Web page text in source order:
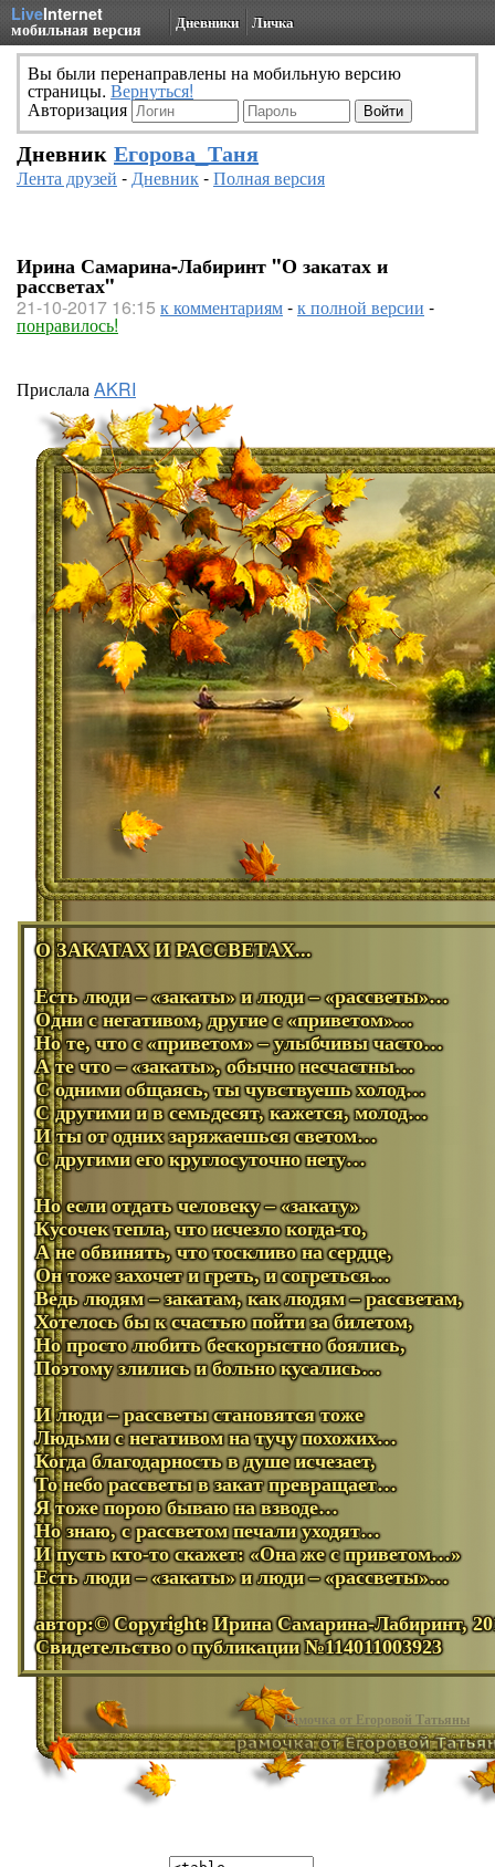
LiveInternet
мобильная версия Дневники Личка
Вы были перенаправлены на мобильную версию
страницы. Вернуться!
Авторизация
Дневник Егорова_Таня
Лента друзей -Дневник-Полная версия
Ирина Самарина-Лабиринт "О закатах и
рассветах"
21-10-2017 16:15 к комментариям-к полной версии -
понравилось!
ПрислалаAKRI
О ЗАКАТАХ И РАССВЕТАХ...
Есть люди – «закаты» и люди – «рассветы»…
Одни с негативом, другие с «приветом»…
Но те, что с «приветом» – улыбчивы часто…
А те что – «закаты», обычно несчастны…
С одними общаясь, ты чувствуешь холод…
С другими и в семьдесят, кажется, молод…
И ты от одних заряжаешься светом…
С другими его круглосуточно нету…
Но если отдать человеку – «закату»
Кусочек тепла, что исчезло когда-то,
А не обвинять, что тоскливо на сердце,
Он тоже захочет и греть, и согреться…
Ведь людям – закатам, как людям – рассветам,
Хотелось бы к счастью пойти за билетом,
Но просто любить бескорыстно боялись,
Поэтому злились и больно кусались…
И люди – рассветы становятся тоже
Людьми с негативом на тучу похожих…
Когда благодарность в душе исчезает,
То небо рассветы в закат превращает…
Я тоже порою бываю на взводе…
Но знаю, с рассветом печали уходят…
И пусть кто-то скажет: «Она же с приветом…»
Есть люди – «закаты» и люди – «рассветы»…
автор:© Copyright: Ирина Самарина-Лабиринт,
Свидетельство о публикации №114011003923
Рамочка от Егоровой Татьяны